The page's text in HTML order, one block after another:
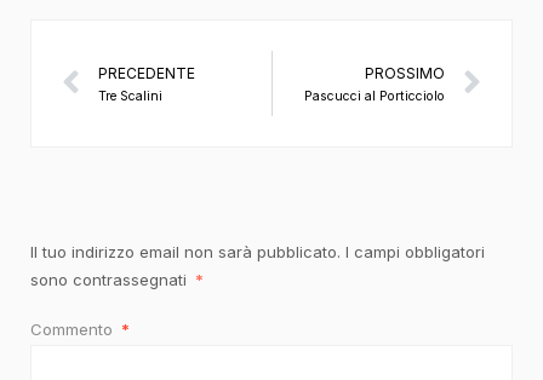
PRECEDENTE
Tre Scalini
PROSSIMO
Pascucci al Porticciolo
Il tuo indirizzo email non sarà pubblicato. I campi obbligatori
sono contrassegnati *
Commento *